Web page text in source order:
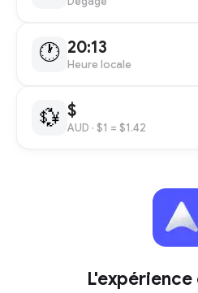
🕐 20:13
Heure locale
💱 $
AUD · $1 = $1.42